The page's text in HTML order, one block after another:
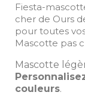
Fiesta-
cher de Ours
pour toutes
Mascotte pas
Mascotte
couleurs.